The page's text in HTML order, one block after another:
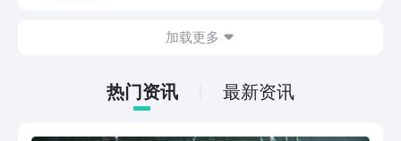
间是什么时候？当看到游戏的宣传图之
在太精致了，接下来为大家详细介绍具体
的公测时间。
加载更多
热门资讯 最新资讯